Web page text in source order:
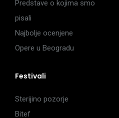
Predstave o kojima smo
pisali
Najbolje ocenjene
Opere u Beogradu
Festivali
Sterijino pozorje
Bitef